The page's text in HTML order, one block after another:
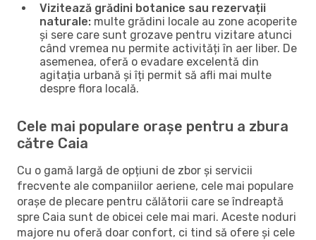
Vizitează grădini botanice sau rezervații
naturale: multe grădini locale au zone acoperite
și sere care sunt grozave pentru vizitare atunci
când vremea nu permite activități în aer liber. De
asemenea, oferă o evadare excelentă din
agitația urbană și îți permit să afli mai multe
despre flora locală.
Cele mai populare orașe pentru a zbura
către Caia
Cu o gamă largă de opțiuni de zbor și servicii
frecvente ale companiilor aeriene, cele mai populare
orașe de plecare pentru călătorii care se îndreaptă
spre Caia sunt de obicei cele mai mari. Aceste noduri
majore nu oferă doar confort, ci tind să ofere și cele